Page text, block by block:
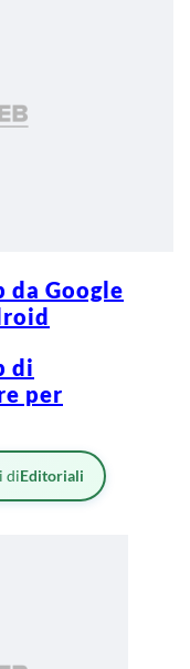
da Google
di
per
diEditoriali